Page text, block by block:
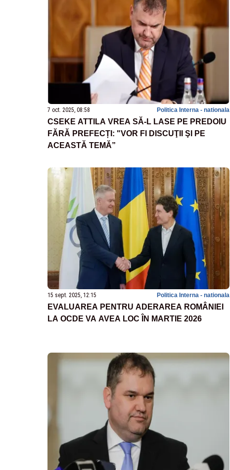
7 oct. 2025, 08:58 Politica Interna - nationala
CSEKE ATTILA VREA SĂ-L LASE PE PREDOIU
FĂRĂ PREFECȚI: "VOR FI DISCUŢII ŞI PE
ACEASTĂ TEMĂ”
15 sept. 2025, 12:15 Politica Interna - nationala
EVALUAREA PENTRU ADERAREA ROMÂNIEI
LA OCDE VA AVEA LOC ÎN MARTIE 2026